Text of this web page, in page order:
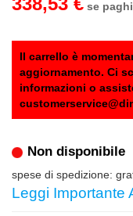
se
Il carrello è
aggiornamento. Ci
informazioni o
Non disponibile
spese di spedizione:
Leggi Importante